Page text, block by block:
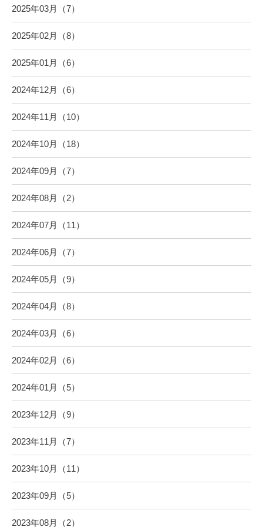
2025年03月（7）
2025年02月（8）
2025年01月（6）
2024年12月（6）
2024年11月（10）
2024年10月（18）
2024年09月（7）
2024年08月（2）
2024年07月（11）
2024年06月（7）
2024年05月（9）
2024年04月（8）
2024年03月（6）
2024年02月（6）
2024年01月（5）
2023年12月（9）
2023年11月（7）
2023年10月（11）
2023年09月（5）
2023年08月（2）